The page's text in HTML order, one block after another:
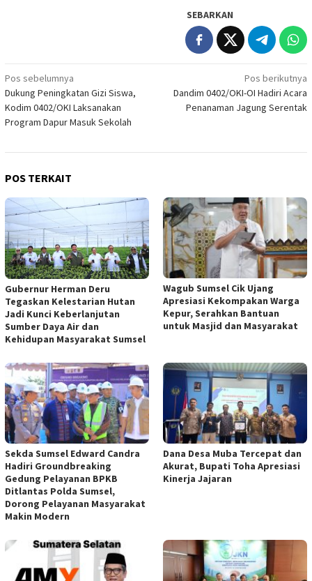
SEBARKAN
Navigasi
pos
Pos sebelumnya
Dukung Peningkatan Gizi Siswa,
Kodim 0402/OKI Laksanakan
Program Dapur Masuk Sekolah
Pos berikutnya
Dandim 0402/OKI-OI Hadiri Acara
Penanaman Jagung Serentak
POS TERKAIT
Gubernur Herman Deru
Tegaskan Kelestarian Hutan
Jadi Kunci Keberlanjutan
Sumber Daya Air dan
Kehidupan Masyarakat Sumsel
Wagub Sumsel Cik Ujang
Apresiasi Kekompakan Warga
Kepur, Serahkan Bantuan
untuk Masjid dan Masyarakat
Sekda Sumsel Edward Candra
Hadiri Groundbreaking
Gedung Pelayanan BPKB
Ditlantas Polda Sumsel,
Dorong Pelayanan Masyarakat
Makin Modern
Dana Desa Muba Tercepat dan
Akurat, Bupati Toha Apresiasi
Kinerja Jajaran